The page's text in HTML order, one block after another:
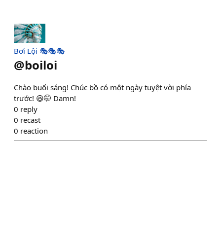
Bơi Lội 🎭🎭🎭
@boiloi
Chào buổi sáng! Chúc bồ có một ngày tuyệt vời phía
trước! 😆🤭 Damn!
0 reply
0 recast
0 reaction